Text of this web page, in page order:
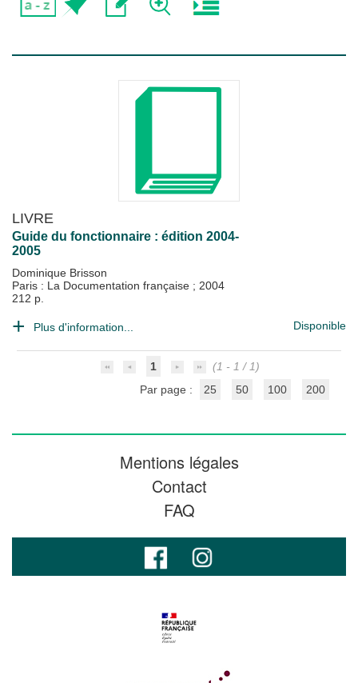
LIVRE
Guide du fonctionnaire : édition 2004-
2005
Dominique Brisson
Paris : La Documentation française ; 2004
212 p.
Plus d'information... Disponible
1
(1 - 1 / 1)
Par page :
25 50 100 200
Mentions légales
Contact
FAQ